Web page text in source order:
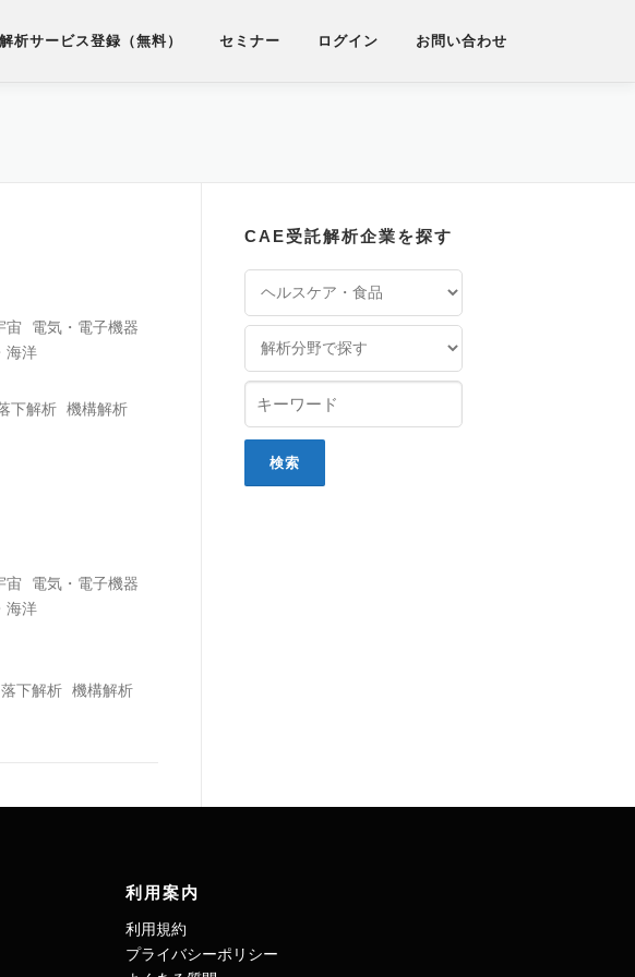
解析サービス登録（無料） セミナー ログイン お問い合わせ
宙
電気・電子機器
海洋
下解析 機構解析
宙
電気・電子機器
海洋
下解析 機構解析
CAE受託解析企業を探す
利用案内
利用規約
プライバシーポリシー